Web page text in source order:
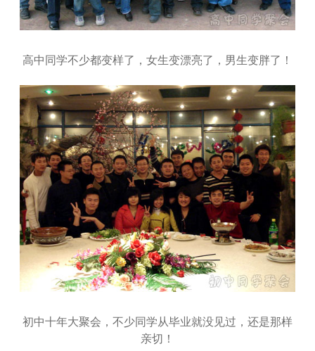
高中同学不少都变样了，女生变漂亮了，男生变胖了！
初中十年大聚会，不少同学从毕业就没见过，还是那样
亲切！